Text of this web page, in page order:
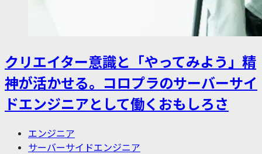
クリエイター意識と「やってみよう」精
神が活かせる。コロプラのサーバーサイ
ドエンジニアとして働くおもしろさ
エンジニア
サーバーサイドエンジニア